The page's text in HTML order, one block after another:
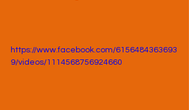
https://www.facebook.com/6156484363693
9/videos/1114568756924660